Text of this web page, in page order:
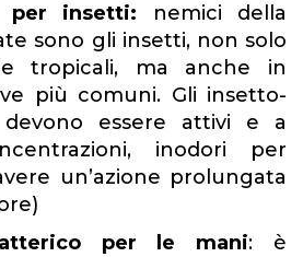
per insetti: nemici della
sono gli insetti, non solo
tropicali, ma anche in
più comuni. Gli insetto-
essere attivi e a
inodori per
un’azione prolungata
per le mani: è